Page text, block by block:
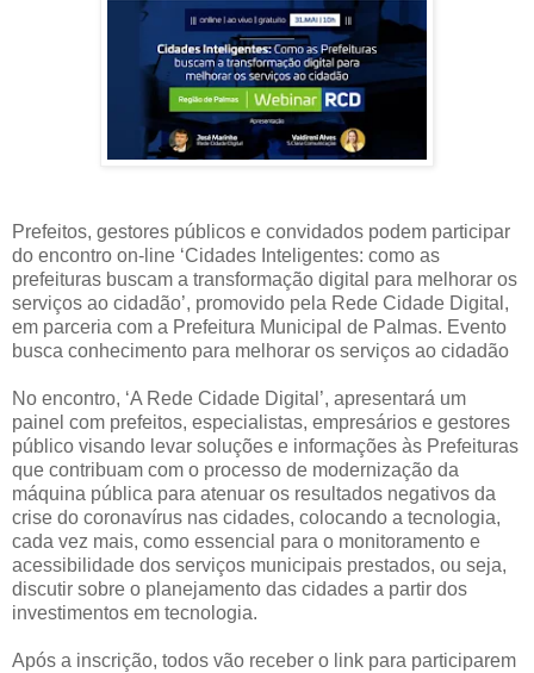
Prefeitos, gestores públicos e convidados podem participar
do encontro on-line ‘Cidades Inteligentes: como as
prefeituras buscam a transformação digital para melhorar os
serviços ao cidadão’, promovido pela Rede Cidade Digital,
em parceria com a Prefeitura Municipal de Palmas. Evento
busca conhecimento para melhorar os serviços ao cidadão
No encontro, ‘A Rede Cidade Digital’, apresentará um
painel com prefeitos, especialistas, empresários e gestores
público visando levar soluções e informações às Prefeituras
que contribuam com o processo de modernização da
máquina pública para atenuar os resultados negativos da
crise do coronavírus nas cidades, colocando a tecnologia,
cada vez mais, como essencial para o monitoramento e
acessibilidade dos serviços municipais prestados, ou seja,
discutir sobre o planejamento das cidades a partir dos
investimentos em tecnologia.
Após a inscrição, todos vão receber o link para participarem